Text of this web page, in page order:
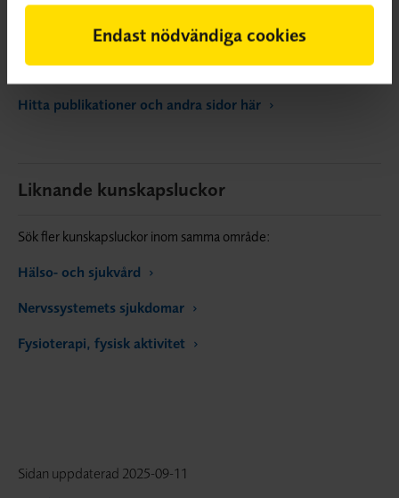
Endast nödvändiga cookies
kunskap och identifiera var behovet av forskning är stort. Ett
annat syfte är att ge vården och socialtjänsten ett underlag för
prioritering.
Hitta publikationer och andra sidor här
Liknande kunskapsluckor
Sök fler kunskapsluckor inom samma område:
Hälso- och sjukvård
Nervssystemets sjukdomar
Fysioterapi, fysisk aktivitet
Sidan uppdaterad 2025-09-11